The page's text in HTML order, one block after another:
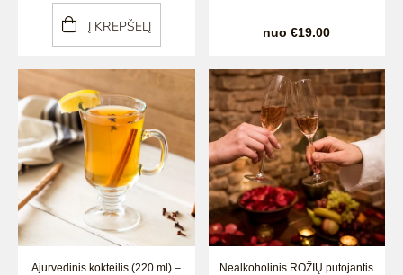
Į KREPŠELĮ nuo €19.00
Ajurvedinis kokteilis (220 ml) –
Nealkoholinis ROŽIŲ putojantis